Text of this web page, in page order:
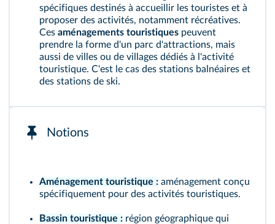
spécifiques destinés à accueillir les touristes et à
proposer des activités, notamment récréatives.
Ces aménagements touristiques peuvent
prendre la forme d'un parc d'attractions, mais
aussi de villes ou de villages dédiés à l'activité
touristique. C'est le cas des stations balnéaires et
des stations de ski.
Notions
Aménagement touristique : aménagement conçu
spécifiquement pour des activités touristiques.
Bassin touristique : région géographique qui